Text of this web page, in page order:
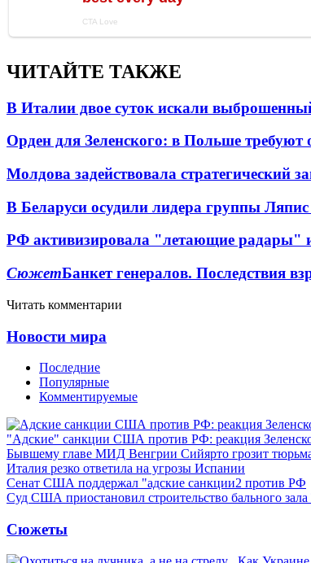
ЧИТАЙТЕ ТАКЖЕ
В Италии двое суток искали
Орден для Зеленского: в Польше требуют
Молдова задействовала стратегический
В Беларуси осудили лидера группы
РФ активизировала "летающие радары"
СюжетБанкет генералов. Последствия
Читать комментарии
Новости мира
Последние
Популярные
Комментируемые
"Адские" санкции США против РФ: реакция
Бывшему главе МИД Венгрии Сийярто грозит
Италия резко ответила на угрозы Испании
Сенат США поддержал "адские санкции2 против РФ
Суд США приостановил строительство бального зала
Сюжеты